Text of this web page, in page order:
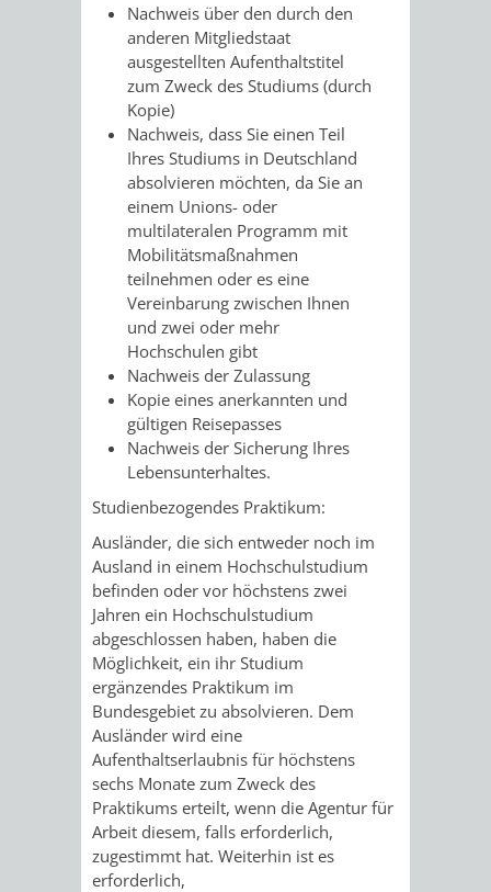
Nachweis über den durch den
anderen Mitgliedstaat
ausgestellten Aufenthaltstitel
zum Zweck des Studiums (durch
Kopie)
Nachweis, dass Sie einen Teil
Ihres Studiums in Deutschland
absolvieren möchten, da Sie an
einem Unions- oder
multilateralen Programm mit
Mobilitätsmaßnahmen
teilnehmen oder es eine
Vereinbarung zwischen Ihnen
und zwei oder mehr
Hochschulen gibt
Nachweis der Zulassung
Kopie eines anerkannten und
gültigen Reisepasses
Nachweis der Sicherung Ihres
Lebensunterhaltes.
Studienbezogendes Praktikum:
Ausländer, die sich entweder noch im
Ausland in einem Hochschulstudium
befinden oder vor höchstens zwei
Jahren ein Hochschulstudium
abgeschlossen haben, haben die
Möglichkeit, ein ihr Studium
ergänzendes Praktikum im
Bundesgebiet zu absolvieren. Dem
Ausländer wird eine
Aufenthaltserlaubnis für höchstens
sechs Monate zum Zweck des
Praktikums erteilt, wenn die Agentur für
Arbeit diesem, falls erforderlich,
zugestimmt hat. Weiterhin ist es
erforderlich,